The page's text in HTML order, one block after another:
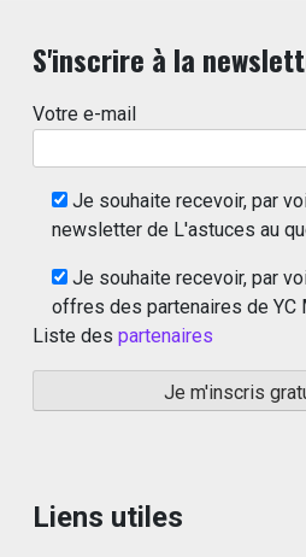
S'inscrire à la
Votre e-mail
Je souhaite recevoir, par
newsletter de L'astuces au
Je souhaite recevoir, par
offres des partenaires de YC
Liste des partenaires
Liens utiles